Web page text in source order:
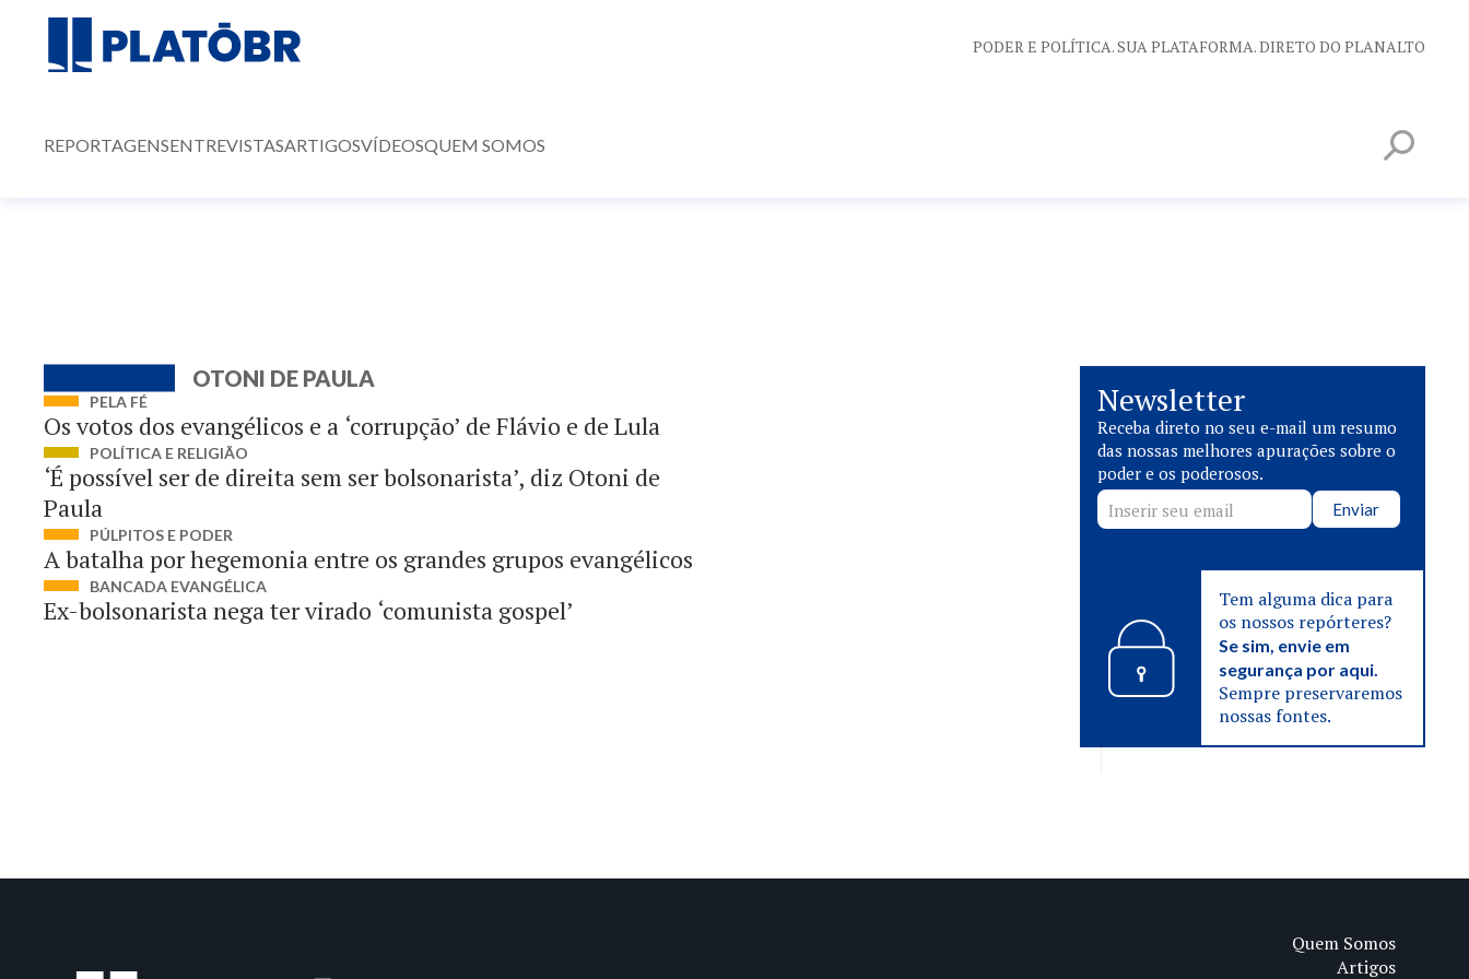
PODER E POLÍTICA. SUA PLATAFORMA. DIRETO DO PLANALTO
REPORTAGENSENTREVISTASARTIGOSVÍDEOSQUEM SOMOS
OTONI DE PAULA
PELA FÉ
Os votos dos evangélicos e a ‘corrupção’ de Flávio e de Lula
POLÍTICA E RELIGIÃO
‘É possível ser de direita sem ser bolsonarista’, diz Otoni de
Paula
PÚLPITOS E PODER
A batalha por hegemonia entre os grandes grupos evangélicos
BANCADA EVANGÉLICA
Ex-bolsonarista nega ter virado ‘comunista gospel’
Newsletter
Receba direto no seu e-mail um resumo
das nossas melhores apurações sobre o
poder e os poderosos.
Enviar
Tem alguma dica para
os nossos repórteres?
Se sim, envie em
segurança por aqui.
Sempre preservaremos
nossas fontes.
Quem Somos
Artigos